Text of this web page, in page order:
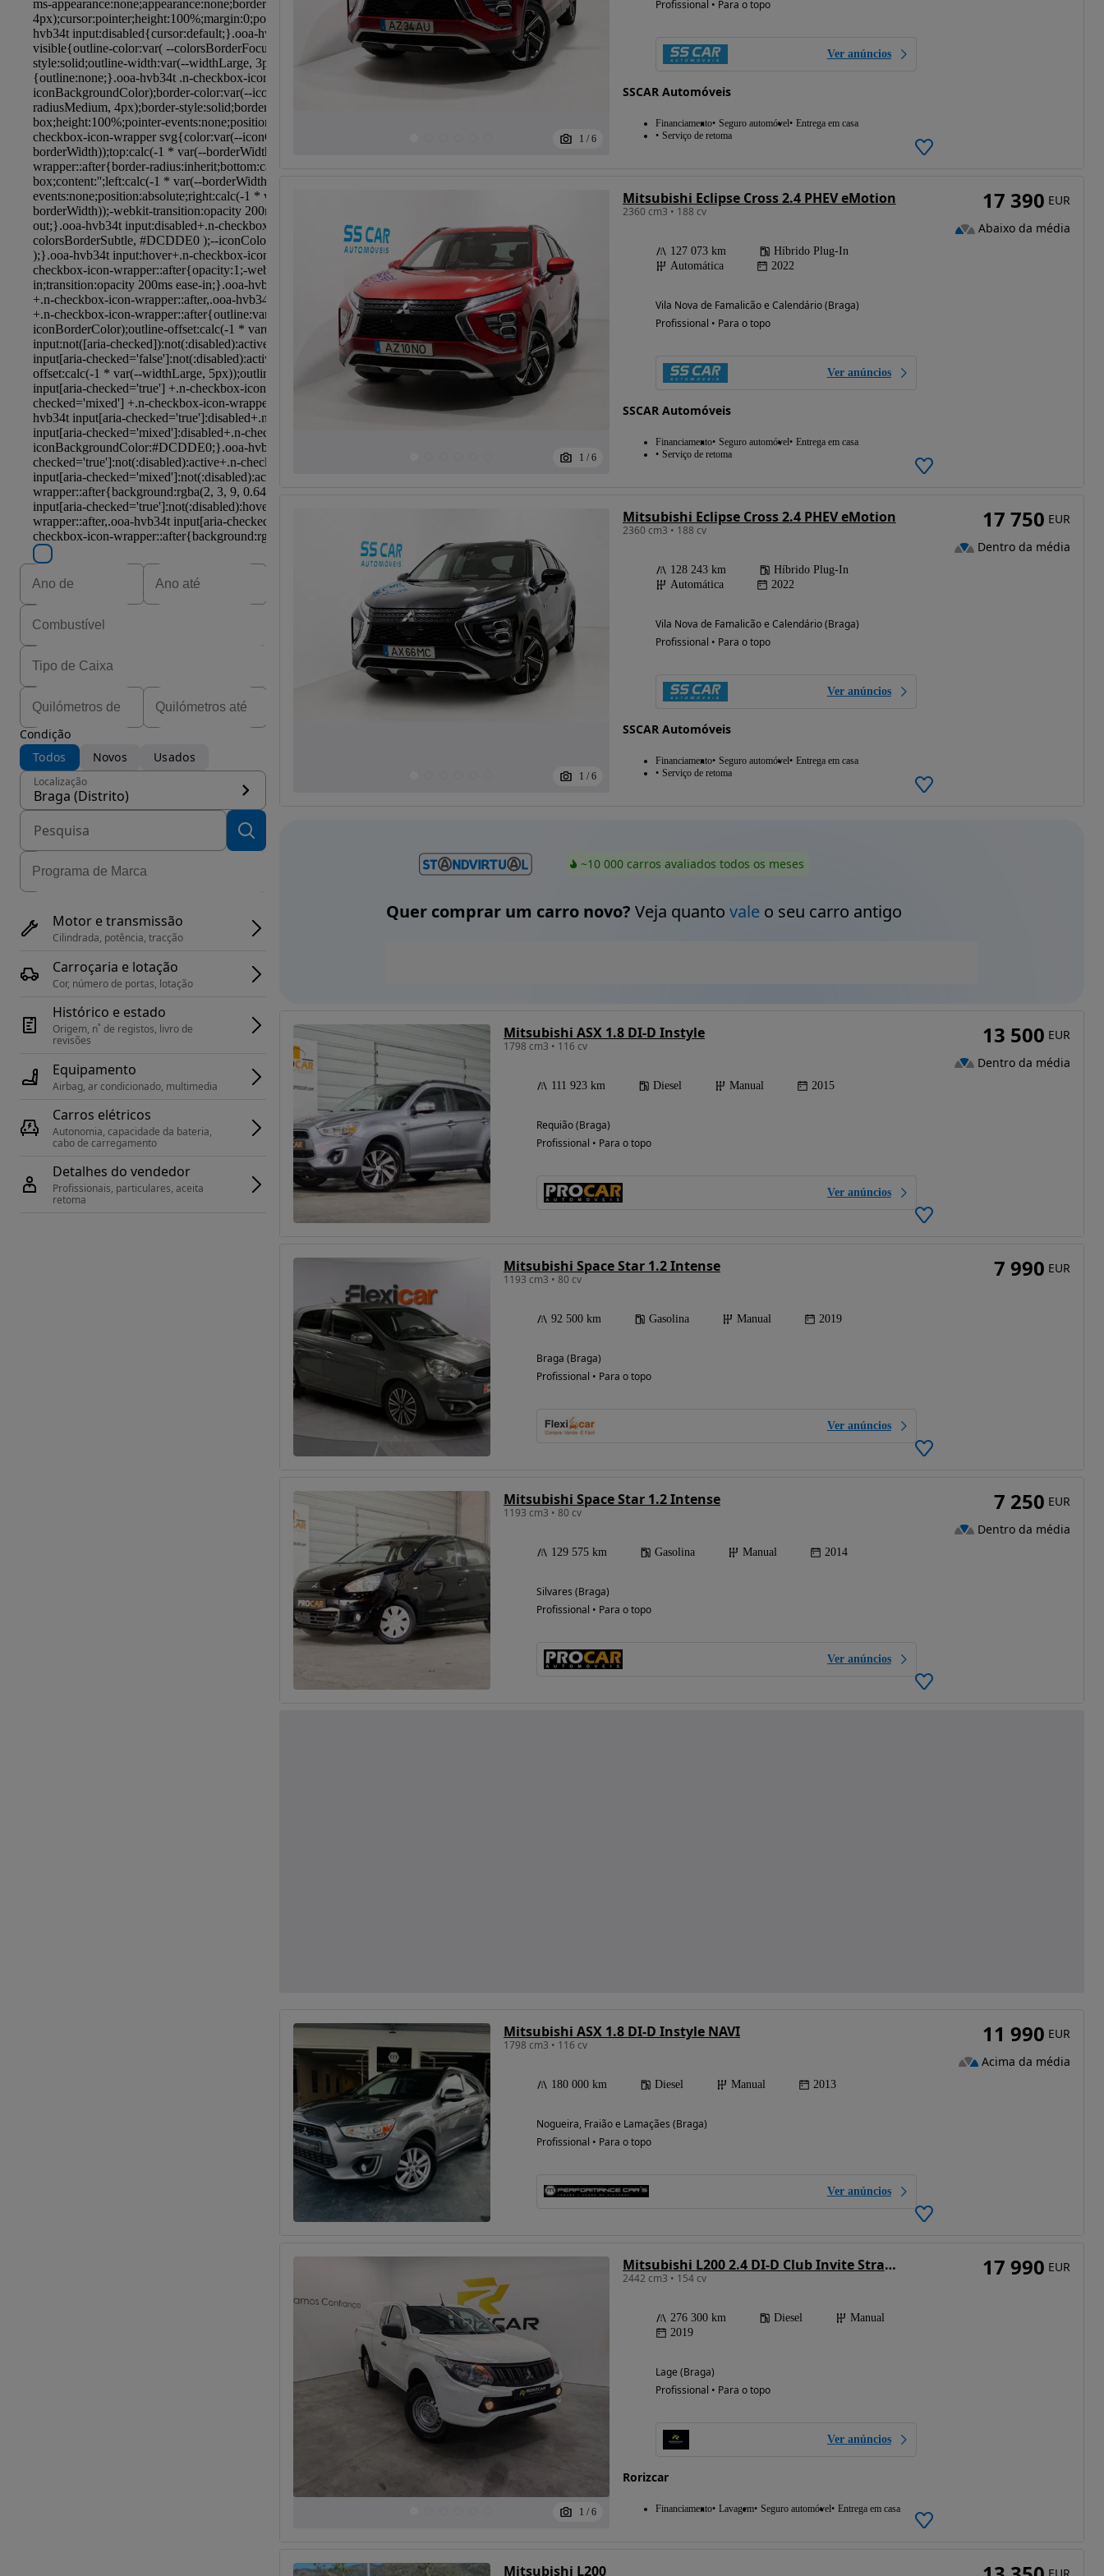
financiamento
Condição
Todos
Novos Usados
Localização
Braga (Distrito)
Motor e transmissão
Cilindrada, potência, tracção
Carroçaria e lotação
Cor, número de portas, lotação
Histórico e estado
Origem, n˚ de registos, livro de
revisões
Equipamento
Airbag, ar condicionado, multimedia
Carros elétricos
Autonomia, capacidade da bateria,
cabo de carregamento
Detalhes do vendedor
Profissionais, particulares, aceita
retoma
1 / 6
Profissional • Para o topo
Ver anúncios
SSCAR Automóveis
Financiamento Seguro automóvel Entrega em casa
Serviço de retoma
1 / 6
Mitsubishi Eclipse Cross 2.4 PHEV eMotion
2360 cm3 • 188 cv
127 073 km
Híbrido Plug-In
Automática
2022
Vila Nova de Famalicão e Calendário (Braga)
Profissional • Para o topo
Ver anúncios
SSCAR Automóveis
Financiamento Seguro automóvel Entrega em casa
Serviço de retoma
17 390 EUR
Abaixo da média
1 / 6
Mitsubishi Eclipse Cross 2.4 PHEV eMotion
2360 cm3 • 188 cv
128 243 km
Híbrido Plug-In
Automática
2022
Vila Nova de Famalicão e Calendário (Braga)
Profissional • Para o topo
Ver anúncios
SSCAR Automóveis
Financiamento Seguro automóvel Entrega em casa
Serviço de retoma
17 750 EUR
Dentro da média
~10 000 carros avaliados todos os meses
Quer comprar um carro novo? Veja quanto valeo seu carro antigo
Mitsubishi ASX 1.8 DI-D Instyle
1798 cm3 • 116 cv
111 923 km Diesel Manual 2015
Requião (Braga)
Profissional • Para o topo
Ver anúncios
13 500 EUR
Dentro da média
Mitsubishi Space Star 1.2 Intense
1193 cm3 • 80 cv
92 500 km Gasolina Manual 2019
Braga (Braga)
Profissional • Para o topo
Ver anúncios
7 990 EUR
Mitsubishi Space Star 1.2 Intense
1193 cm3 • 80 cv
129 575 km Gasolina Manual 2014
Silvares (Braga)
Profissional • Para o topo
Ver anúncios
7 250 EUR
Dentro da média
Mitsubishi ASX 1.8 DI-D Instyle NAVI
1798 cm3 • 116 cv
180 000 km Diesel Manual 2013
Nogueira, Fraião e Lamaçães (Braga)
Profissional • Para o topo
Ver anúncios
11 990 EUR
Acima da média
1 / 6
Mitsubishi L200 2.4 DI-D Club Invite Strakar Look CC 4WD
2442 cm3 • 154 cv
276 300 km Diesel
Manual
2019
Lage (Braga)
Profissional • Para o topo
Ver anúncios
Rorizcar
Financiamento Lavagem Seguro automóvel Entrega em casa
17 990 EUR
Mitsubishi L200 EUR